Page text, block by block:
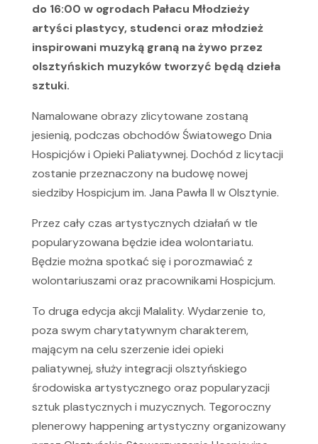
do 16:00 w ogrodach Pałacu Młodzieży
artyści plastycy, studenci oraz młodzież
inspirowani muzyką graną na żywo przez
olsztyńskich muzyków tworzyć będą dzieła
sztuki.
Namalowane obrazy zlicytowane zostaną
jesienią, podczas obchodów Światowego Dnia
Hospicjów i Opieki Paliatywnej. Dochód z licytacji
zostanie przeznaczony na budowę nowej
siedziby Hospicjum im. Jana Pawła II w Olsztynie.
Przez cały czas artystycznych działań w tle
popularyzowana będzie idea wolontariatu.
Będzie można spotkać się i porozmawiać z
wolontariuszami oraz pracownikami Hospicjum.
To druga edycja akcji Malality. Wydarzenie to,
poza swym charytatywnym charakterem,
mającym na celu szerzenie idei opieki
paliatywnej, służy integracji olsztyńskiego
środowiska artystycznego oraz popularyzacji
sztuk plastycznych i muzycznych. Tegoroczny
plenerowy happening artystyczny organizowany